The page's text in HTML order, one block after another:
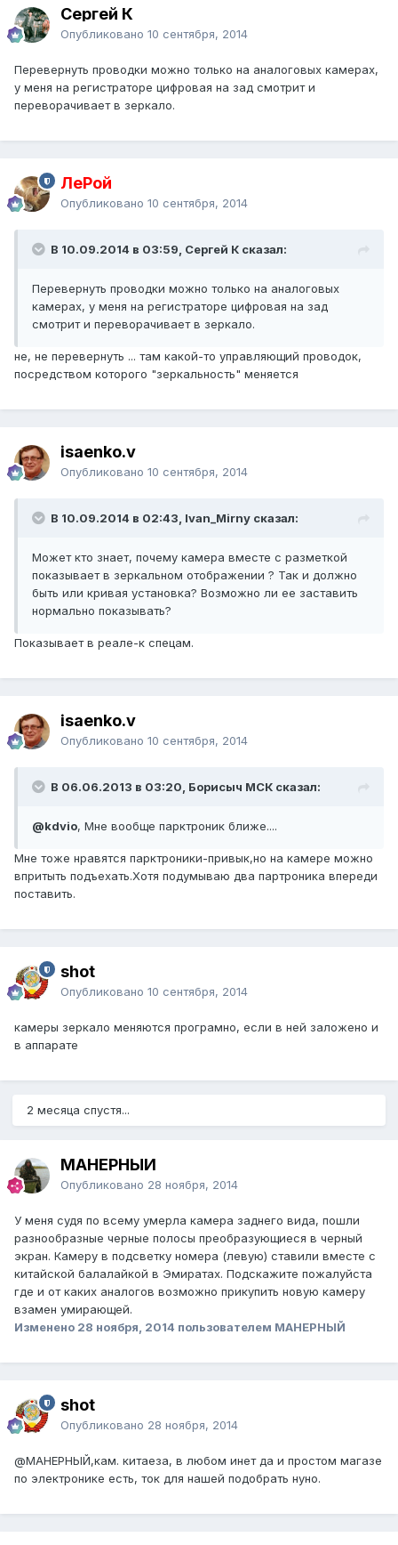
Сергей К
Опубликовано 10 сентября, 2014
Перевернуть проводки можно только на аналоговых камерах,
у меня на регистраторе цифровая на зад смотрит и
переворачивает в зеркало.
ЛеРой
Опубликовано 10 сентября, 2014
В 10.09.2014 в 03:59, Сергей К сказал:
Перевернуть проводки можно только на аналоговых
камерах, у меня на регистраторе цифровая на зад
смотрит и переворачивает в зеркало.
не, не перевернуть ... там какой-то управляющий проводок,
посредством которого "зеркальность" меняется
isaenko.v
Опубликовано 10 сентября, 2014
В 10.09.2014 в 02:43, Ivan_Mirny сказал:
Может кто знает, почему камера вместе с разметкой
показывает в зеркальном отображении ? Так и должно
быть или кривая установка? Возможно ли ее заставить
нормально показывать?
Показывает в реале-к спецам.
isaenko.v
Опубликовано 10 сентября, 2014
В 06.06.2013 в 03:20, Борисыч МСК сказал:
@kdvio, Мне вообще парктроник ближе....
Мне тоже нравятся парктроники-привык,но на камере можно
впритыть подъехать.Хотя подумываю два партроника впереди
поставить.
shot
Опубликовано 10 сентября, 2014
камеры зеркало меняются програмно, если в ней заложено и
в аппарате
2 месяца спустя...
МАНЕРНЫЙ
Опубликовано 28 ноября, 2014
У меня судя по всему умерла камера заднего вида, пошли
разнообразные черные полосы преобразующиеся в черный
экран. Камеру в подсветку номера (левую) ставили вместе с
китайской балалайкой в Эмиратах. Подскажите пожалуйста
где и от каких аналогов возможно прикупить новую камеру
взамен умирающей.
Изменено 28 ноября, 2014 пользователем МАНЕРНЫЙ
shot
Опубликовано 28 ноября, 2014
@МАНЕРНЫЙ,кам. китаеза, в любом инет да и простом магазе
по электронике есть, ток для нашей подобрать нуно.